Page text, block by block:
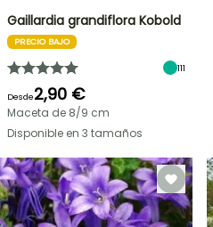
Gaillardia grandiflora Kobold
PRECIO BAJO
111
Desde2,90 €
Maceta de 8/9 cm
Disponible en 3 tamaños